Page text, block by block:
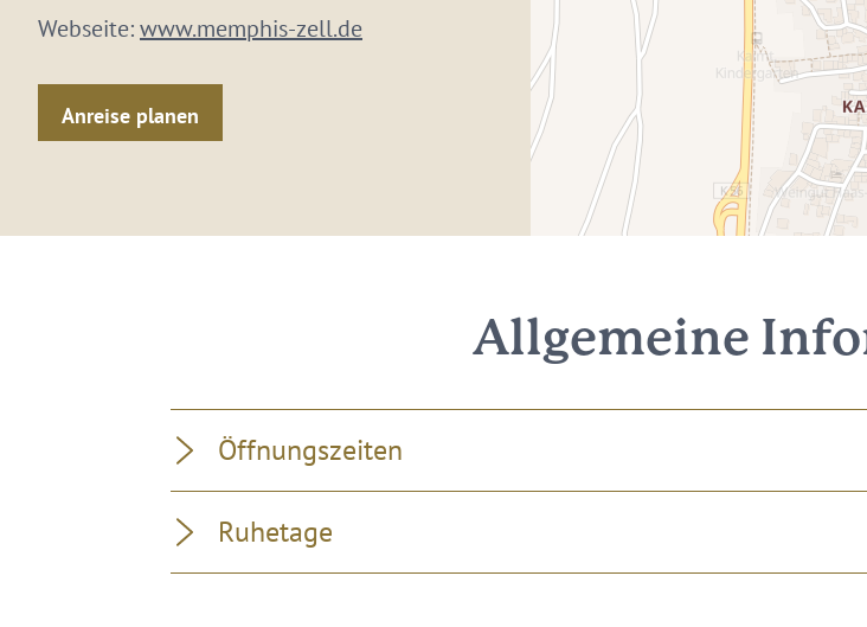
Webseite:www.memphis-zell.de
Anreise planen
Allgemeine
Öffnungszeiten
Ruhetage